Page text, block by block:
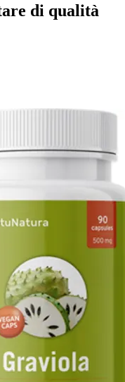
di qualità